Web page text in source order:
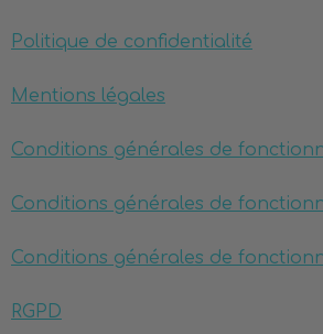
Politique de confidentialité
Mentions légales
Conditions générales de
Conditions générales de
Conditions générales de
RGPD